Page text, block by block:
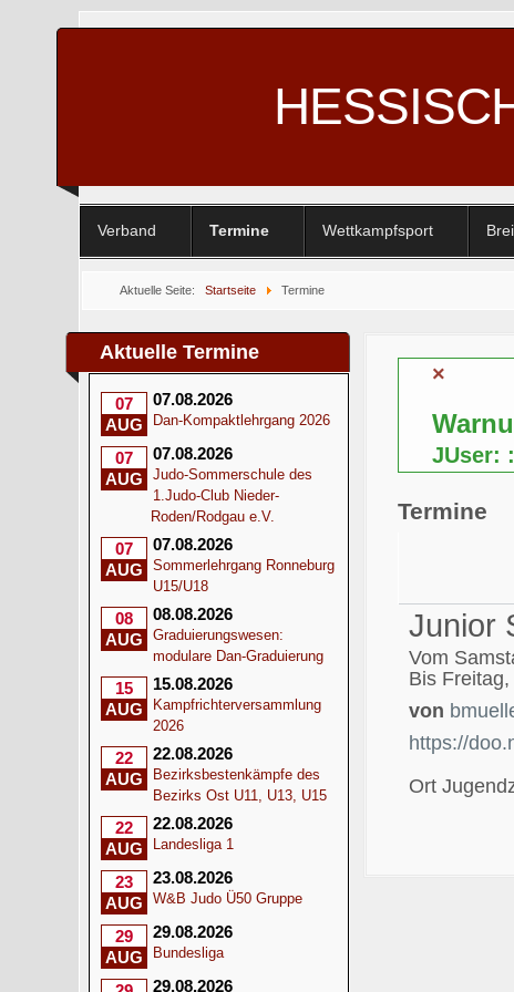
Verband Termine Wettkampfsport
Aktuelle Seite:Startseite Termine
Aktuelle Termine
07
AUG
07.08.2026
Dan-Kompaktlehrgang 2026
07
AUG
07.08.2026
Judo-Sommerschule des
1.Judo-Club Nieder-
Roden/Rodgau e.V.
07
AUG
07.08.2026
Sommerlehrgang Ronneburg
U15/U18
08
AUG
08.08.2026
Graduierungswesen:
modulare Dan-Graduierung
15
AUG
15.08.2026
Kampfrichterversammlung
2026
22
AUG
22.08.2026
Bezirksbestenkämpfe des
Bezirks Ost U11, U13, U15
22
AUG
22.08.2026
Landesliga 1
23
AUG
23.08.2026
W&B Judo Ü50 Gruppe
29
AUG
29.08.2026
Bundesliga
29.08.2026
×
JUser:
Termine
Junior
Vom
Bis
von
https://
Ort